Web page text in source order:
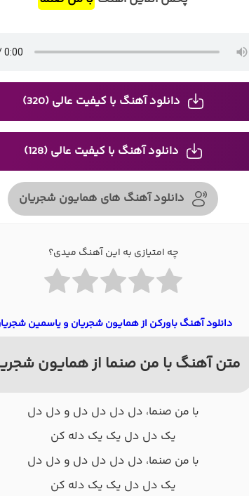
دانلود آهنگ با کیفیت عالی (320)
دانلود آهنگ با کیفیت عالی (128)
دانلود آهنگ های همایون شجریان
چه امتیازی به این آهنگ میدی؟
دانلود آهنگ باورکن از همایون شجریان و یاسمین
متن آهنگ با من صنما از همایون
با من صنما، دل دل دل دل و دل دل
یک دل دل یک یک دله کن
با من صنما، دل دل دل دل و دل دل
یک دل دل یک یک دله کن